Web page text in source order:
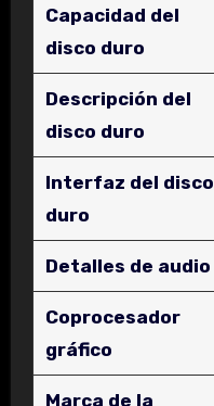
Capacidad del
disco duro
Descripción del
disco duro
Interfaz del disco
duro
Detalles de audio
Coprocesador
gráfico
Marca de la